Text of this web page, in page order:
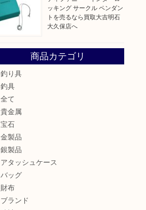
ッキング サークル ペンダン
トを売るなら買取大吉明石
大久保店へ
商品カテゴリ
釣り具
釣具
全て
貴金属
宝石
金製品
銀製品
アタッシュケース
バッグ
財布
ブランド